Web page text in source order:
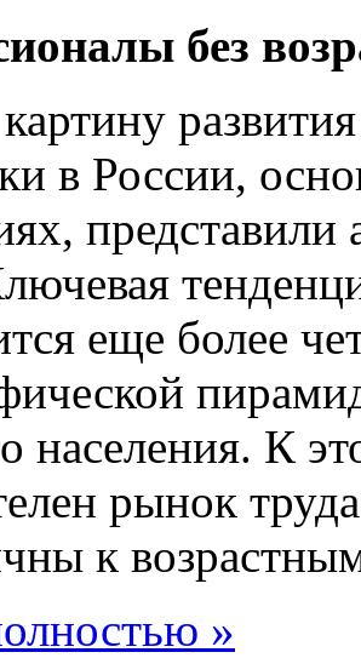
без
в России,
еще более
населения. К
рынок
к
»